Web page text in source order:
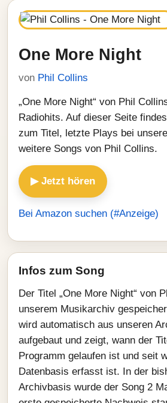
One More Night
von Phil Collins
„One More Night“ von Phil
Radiohits. Auf dieser Seite
zum Titel, letzte Plays bei
weitere Songs von Phil Collins.
▶ Jetzt hören
Bei Amazon suchen (#Anzeige)
Infos zum Song
Der Titel „One More Night“ von
unserem Musikarchiv
wird automatisch aus unseren
aufgebaut und zeigt, wann der
Programm gelaufen ist und seit
Datenbasis erfasst ist. In der
Archivbasis wurde der Song 2